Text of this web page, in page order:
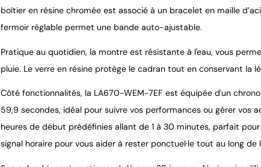
boîtier en résine chromée est associé à un bracelet en maille
fermoir réglable permet une bande auto-ajustable.
Pratique au quotidien, la montre est résistante à l'eau, vous
pluie. Le verre en résine protège le cadran tout en conservant la
Côté fonctionnalités, la LA670-WEM-7EF est équipée d'un
59,9 secondes, idéal pour suivre vos performances ou gérer
heures de début prédéfinies allant de 1 à 30 minutes, parfait
signal horaire pour vous aider à rester ponctuel·le tout au long de